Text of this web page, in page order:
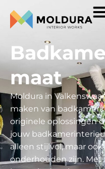
maat
Moldura in
maken van
originele oplossingen
jouw
alleen stijlvol, maar
onderhouden zijn.